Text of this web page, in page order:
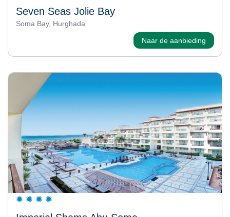
Seven Seas Jolie Bay
Soma Bay, Hurghada
Naar de aanbieding